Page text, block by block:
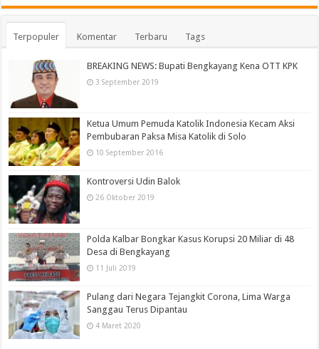
Terpopuler Komentar Terbaru Tags
BREAKING NEWS: Bupati Bengkayang Kena OTT KPK
3 September 2019
Ketua Umum Pemuda Katolik Indonesia Kecam Aksi
Pembubaran Paksa Misa Katolik di Solo
10 September 2016
Kontroversi Udin Balok
26 Oktober 2019
Polda Kalbar Bongkar Kasus Korupsi 20 Miliar di 48
Desa di Bengkayang
11 Juli 2019
Pulang dari Negara Tejangkit Corona, Lima Warga
Sanggau Terus Dipantau
4 Maret 2020